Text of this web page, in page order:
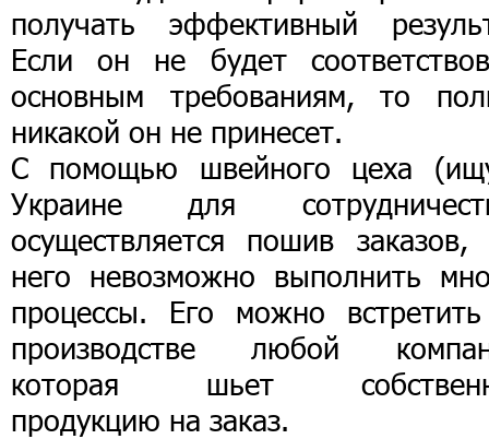
получать эффективный
Если он не будет
основным требованиям, то
никакой он не принесет.
С помощью швейного цеха
Украине для
осуществляется пошив заказов,
него невозможно выполнить
процессы. Его можно
производстве любой
которая шьет
продукцию на заказ.